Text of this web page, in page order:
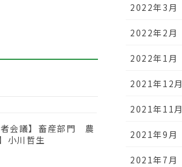
者会議】畜産部門 農
小川哲生
2022年3月
2022年2月
2022年1月
2021年12月
2021年11月
2021年9月
2021年7月